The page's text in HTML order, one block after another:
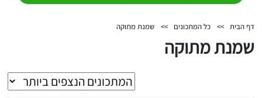
דף הבית >> כל המתכונים >> שמנת מתוקה
שמנת מתוקה